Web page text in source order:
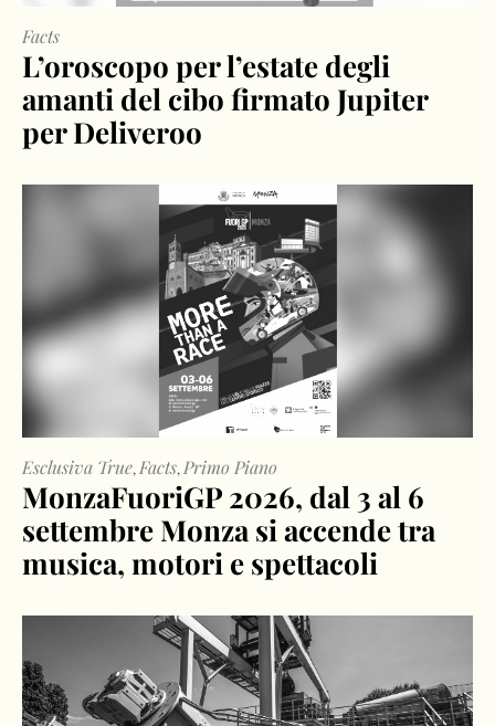
L’oroscopo per l’estate degli
amanti del cibo firmato Jupiter
per Deliveroo
Facts
MonzaFuoriGP 2026, dal 3 al 6
settembre Monza si accende tra
musica, motori e spettacoli
Esclusiva True, Facts, Primo Piano